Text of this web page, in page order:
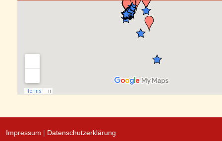
Impressum | Datenschutzerklärung